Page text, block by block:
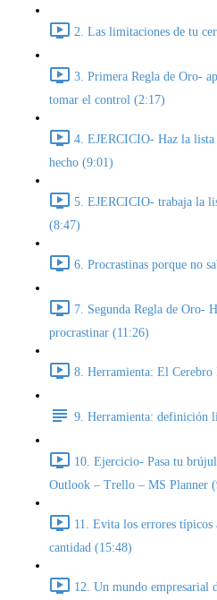
2. Las limitaciones de tu
3. Primera Regla de Oro-
tomar el control (2:17)
4. EJERCICIO- Haz la lista
hecho (9:01)
5. EJERCICIO- trabaja la
(8:47)
6. Procrastinas porque no
7. Segunda Regla de Oro-
procrastinar (11:26)
8. Herramienta: El Cerebro
9. Herramienta: definición
10. Ejercicio- Pasa tu
Outlook – Trello – MS Planner
11. Evita los errores típicos
cantidad (15:48)
12. Un mundo empresarial